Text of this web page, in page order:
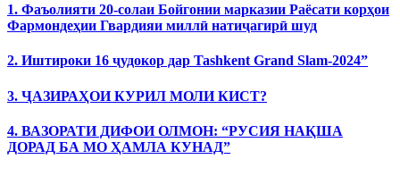
1. Фаъолияти 20-солаи Бойгонии марказии Раёсати корҳои
Фармондеҳии Гвардияи миллӣ натиҷагирӣ шуд
2. Иштироки 16 ҷудокор дар Tashkent Grand Slam-2024”
3. ҶАЗИРАҲОИ КУРИЛ МОЛИ КИСТ?
4. ВАЗОРАТИ ДИФОИ ОЛМОН: “РУСИЯ НАҚША
ДОРАД БА МО ҲАМЛА КУНАД”